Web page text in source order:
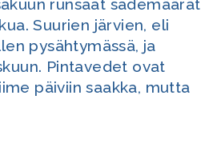
runsaat sademäärät
Suurien järvien, eli
pysähtymässä, ja
Pintavedet ovat
päiviin saakka, mutta